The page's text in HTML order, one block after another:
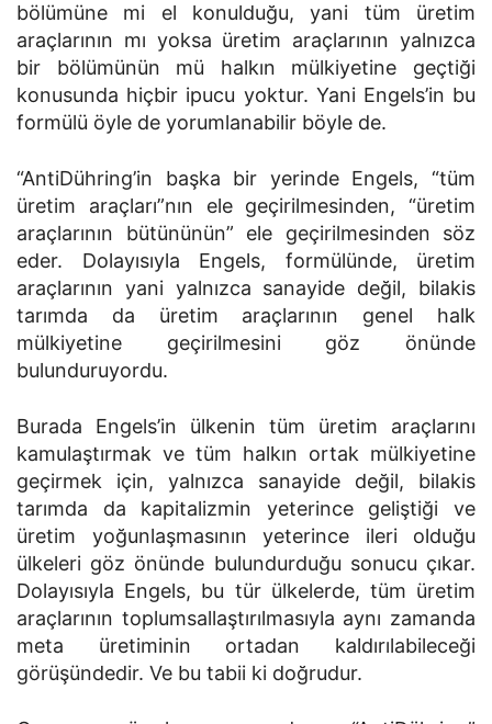
bölümüne mi el konulduğu, yani tüm üretim
araçlarının mı yoksa üretim araçlarının yalnızca
bir bölümünün mü halkın mülkiyetine geçtiği
konusunda hiçbir ipucu yoktur. Yani Engels’in bu
formülü öyle de yorumlanabilir böyle de.
“AntiDühring’in başka bir yerinde Engels, “tüm
üretim araçları”nın ele geçirilmesinden, “üretim
araçlarının bütününün” ele geçirilmesinden söz
eder. Dolayısıyla Engels, formülünde, üretim
araçlarının yani yalnızca sanayide değil, bilakis
tarımda da üretim araçlarının genel halk
mülkiyetine geçirilmesini göz önünde
bulunduruyordu.
Burada Engels’in ülkenin tüm üretim araçlarını
kamulaştırmak ve tüm halkın ortak mülkiyetine
geçirmek için, yalnızca sanayide değil, bilakis
tarımda da kapitalizmin yeterince geliştiği ve
üretim yoğunlaşmasının yeterince ileri olduğu
ülkeleri göz önünde bulundurduğu sonucu çıkar.
Dolayısıyla Engels, bu tür ülkelerde, tüm üretim
araçlarının toplumsallaştırılmasıyla aynı zamanda
meta üretiminin ortadan kaldırılabileceği
görüşündedir. Ve bu tabii ki doğrudur.